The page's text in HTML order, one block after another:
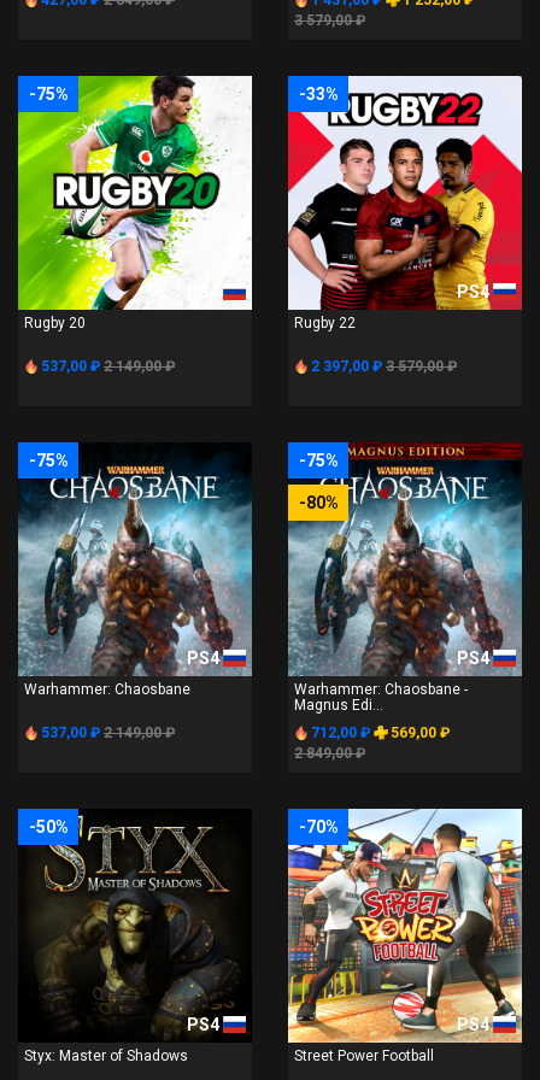
3 579,00 ₽
-75%
PS4
Rugby 20
537,00 ₽ 2 149,00 ₽
-33%
PS4
Rugby 22
2 397,00 ₽ 3 579,00 ₽
-75%
PS4
Warhammer: Chaosbane
537,00 ₽ 2 149,00 ₽
-75%
-80%
PS4
Warhammer: Chaosbane -
Magnus Edi...
712,00 ₽
569,00 ₽
2 849,00 ₽
-50%
PS4
Styx: Master of Shadows
-70%
PS4
Street Power Football